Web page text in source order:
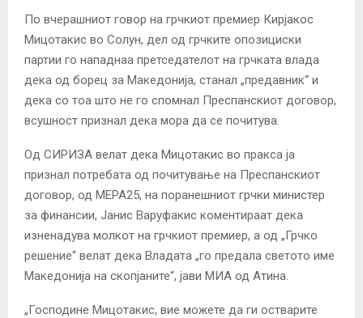
По вчерашниот говор на грчкиот премиер Кирјакос
Мицотакис во Солун, дел од грчките опозициски
партии го нападнаа претседателот на грчката влада
дека од борец за Македонија, станал „предавник“ и
дека со тоа што не го спомнал Преспанскиот договор,
всушност признал дека мора да се почитува.
Од СИРИЗА велат дека Мицотакис во пракса ја
признал потребата од почитување на Преспанскиот
договор, од МЕРА25, на поранешниот грчки министер
за финансии, Јанис Варуфакис коментираат дека
изненадува молкот на грчкиот премиер, а од „Грчко
решение“ велат дека Владата „го предала светото име
Македонија на скопјаните“, јави МИА од Атина.
„Господине Мицотакис, вие можете да ги остварите